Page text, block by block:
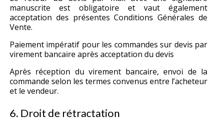
manuscrite est obligatoire et vaut également
acceptation des présentes Conditions Générales de
Vente.
Paiement impératif pour les commandes sur devis par
virement bancaire après acceptation du devis
Après réception du virement bancaire, envoi de la
commande selon les termes convenus entre l’acheteur
et le vendeur.
6. Droit de rétractation